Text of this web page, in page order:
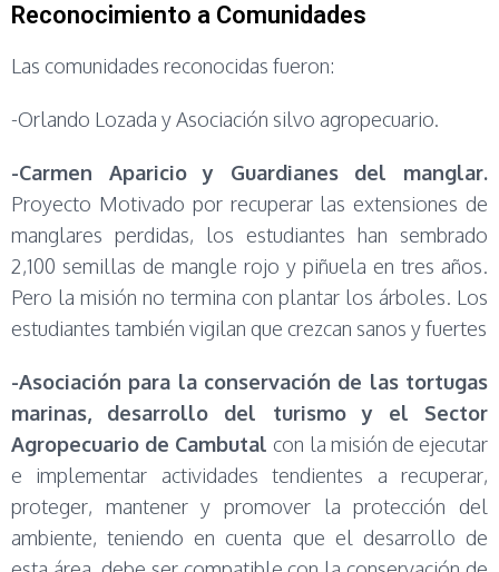
Reconocimiento a Comunidades
Las comunidades reconocidas fueron:
-Orlando Lozada y Asociación silvo agropecuario.
-Carmen Aparicio y Guardianes del manglar.
Proyecto Motivado por recuperar las extensiones de
manglares perdidas, los estudiantes han sembrado
2,100 semillas de mangle rojo y piñuela en tres años.
Pero la misión no termina con plantar los árboles. Los
estudiantes también vigilan que crezcan sanos y fuertes
-Asociación para la conservación de las tortugas
marinas, desarrollo del turismo y el Sector
Agropecuario de Cambutal con la misión de ejecutar
e implementar actividades tendientes a recuperar,
proteger, mantener y promover la protección del
ambiente, teniendo en cuenta que el desarrollo de